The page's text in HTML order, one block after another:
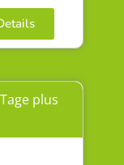
plus